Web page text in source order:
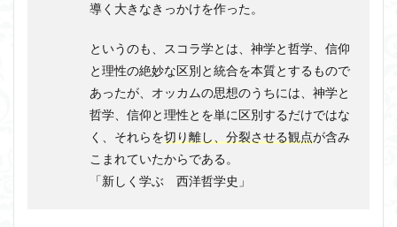
導く大きなきっかけを作った。
というのも、スコラ学とは、神学と哲学、信仰
と理性の絶妙な区別と統合を本質とするもので
あったが、オッカムの思想のうちには、神学と
哲学、信仰と理性とを単に区別するだけではな
く、それらを切り離し、分裂させる観点が含み
こまれていたからである。
「新しく学ぶ 西洋哲学史」